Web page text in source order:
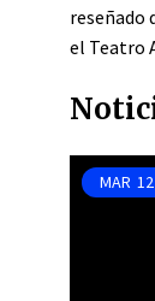
reseñado
el Teatro
MAR 12